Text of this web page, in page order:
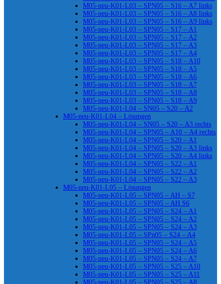
M05-neu-K01-L03 – SPN05 – S16 – A7 links
M05-neu-K01-L03 – SPN05 – S16 – A8 links
M05-neu-K01-L03 – SPN05 – S16 – A9 links
M05-neu-K01-L03 – SPN05 – S17 – A1
M05-neu-K01-L03 – SPN05 – S17 – A2
M05-neu-K01-L03 – SPN05 – S17 – A3
M05-neu-K01-L03 – SPN05 – S17 – A4
M05-neu-K01-L03 – SPN05 – S18 – A10
M05-neu-K01-L03 – SPN05 – S18 – A5
M05-neu-K01-L03 – SPN05 – S18 – A6
M05-neu-K01-L03 – SPN05 – S18 – A7
M05-neu-K01-L03 – SPN05 – S18 – A8
M05-neu-K01-L03 – SPN05 – S18 – A9
M05-neu-K01-L04 – SN05 – S20 – A2
M05-neu-K01-L04 – Lösungen
M05-neu-K01-L04 – SN05 – S20 – A3 rechts
M05-neu-K01-L04 – SPN05 – A10 – A4 rechts
M05-neu-K01-L04 – SPN05 – S20 – A1
M05-neu-K01-L04 – SPN05 – S20 – A3 links
M05-neu-K01-L04 – SPN05 – S20 – A4 links
M05-neu-K01-L04 – SPN05 – S22 – A1
M05-neu-K01-L04 – SPN05 – S22 – A2
M05-neu-K01-L04 – SPN05 – S22 – A3
M05-neu-K01-L05 – Lösungen
M05-neu-K01-L05 – SPN05 – AH – S7
M05-neu-K01-L05 – SPN05 – AH S6
M05-neu-K01-L05 – SPN05 – S24 – A1
M05-neu-K01-L05 – SPN05 – S24 – A2
M05-neu-K01-L05 – SPN05 – S24 – A3
M05-neu-K01-L05 – SPn05 – S24 – A4
M05-neu-K01-L05 – SPN05 – S24 – A5
M05-neu-K01-L05 – SPN05 – S24 – A6
M05-neu-K01-L05 – SPN05 – S24 – A7
M05-neu-K01-L05 – SPN05 – S25 – A10
M05-neu-K01-L05 – SPN05 – S25 – A11
M05-neu-K01-L05 – SPN05 – S25 – A8